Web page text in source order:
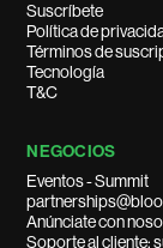
Suscríbete
Política de
Términos de
Tecnología
T&C
NEGOCIOS
Eventos - Summit
Anúnciate con
Soporte al cliente: